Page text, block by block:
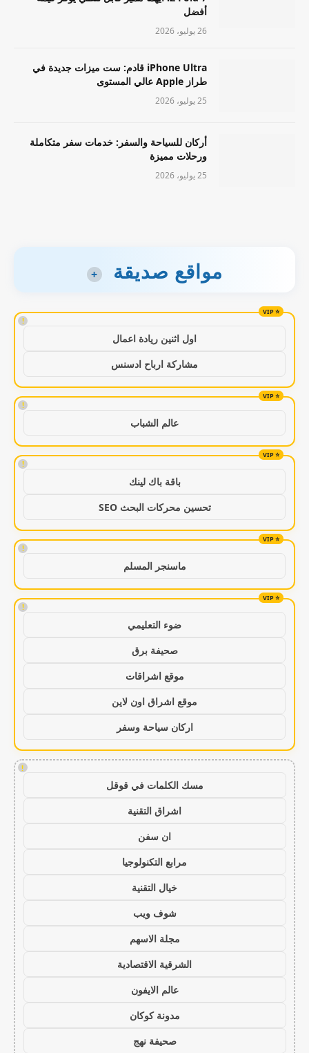
أفضل
26 يوليو، 2026
iPhone Ultra قادم: ست ميزات جديدة في
طراز Apple عالي المستوى
25 يوليو، 2026
أركان للسياحة والسفر: خدمات سفر متكاملة
ورحلات مميزة
25 يوليو، 2026
مواقع صديقة +
!
اول اثنين ريادة اعمال
مشاركة ارباح ادسنس
!
عالم الشباب
!
باقة باك لينك
تحسين محركات البحث SEO
!
ماسنجر المسلم
!
ضوء التعليمي
صحيفة برق
موقع اشراقات
موقع اشراق اون لاين
اركان سياحة وسفر
!
مسك الكلمات في قوقل
اشراق التقنية
ان سفن
مرابع التكنولوجيا
خيال التقنية
شوف ويب
مجلة الاسهم
الشرقية الاقتصادية
عالم الايفون
مدونة كوكان
صحيفة نهج